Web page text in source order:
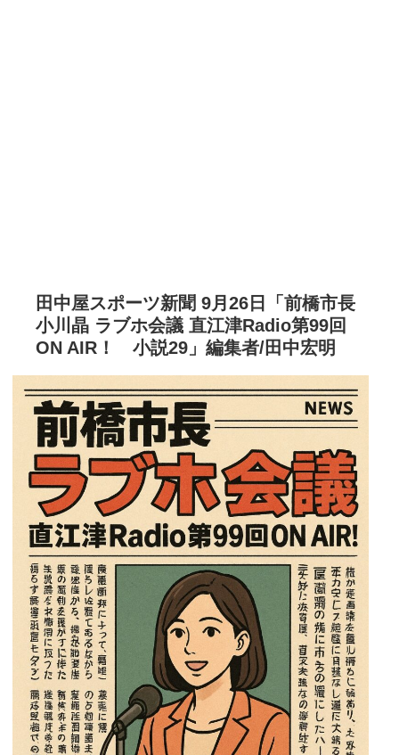
田中屋スポーツ新聞 9月26日「前橋市長
小川晶 ラブホ会議 直江津Radio第99回
ON AIR！ 小説29」編集者/田中宏明